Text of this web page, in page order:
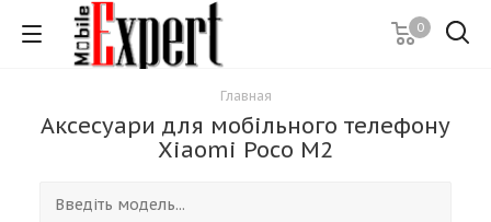
0
Главная
Аксесуари для мобільного телефону
Xiaomi Poco M2